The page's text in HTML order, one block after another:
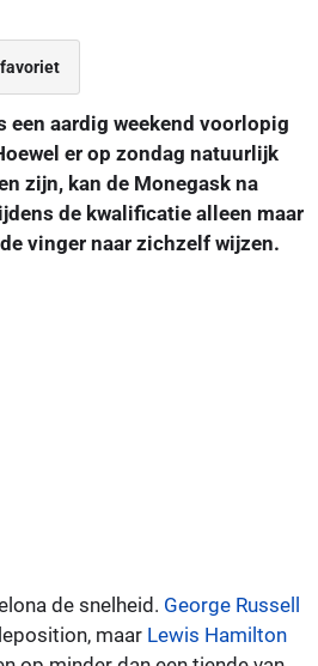
een aardig weekend voorlopig
er op zondag natuurlijk
zijn, kan de Monegask na
de kwalificatie alleen maar
vinger naar zichzelf wijzen.
de snelheid. George Russell
maar Lewis Hamilton